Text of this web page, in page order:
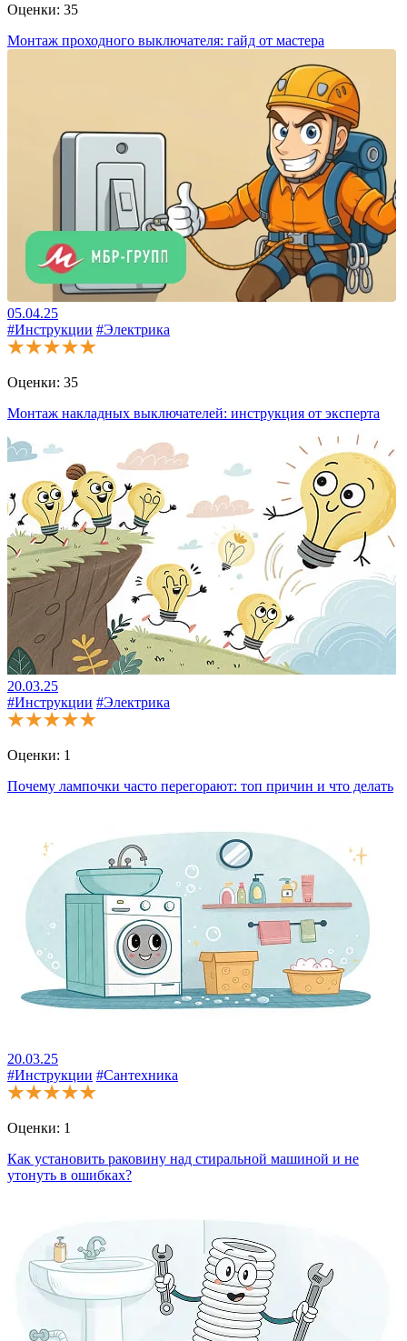
Оценки: 35
Монтаж проходного выключателя: гайд от мастера
05.04.25
#Инструкции #Электрика
Оценки: 35
Монтаж накладных выключателей: инструкция от эксперта
20.03.25
#Инструкции #Электрика
Оценки: 1
Почему лампочки часто перегорают: топ причин и что делать
20.03.25
#Инструкции #Сантехника
Оценки: 1
Как установить раковину над стиральной машиной и не
утонуть в ошибках?